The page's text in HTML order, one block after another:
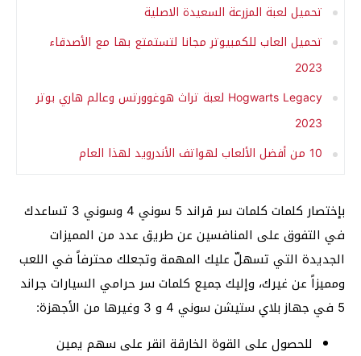
تحميل لعبة المزرعة السعيدة الاصلية
تحميل العاب للكمبيوتر مجانا لتستمتع بها مع الأصدقاء
2023
Hogwarts Legacy لعبة تراث هوغوورتس وعالم هاري بوتر
2023
10 من أفضل الألعاب لهواتف الأندرويد لهذا العام
بإختصار كلمات كلمات سر قراند 5 سوني 4 وسوني 3 تساعدك
في التفوق على المنافسين عن طريق عدد من المميزات
الجديدة التي تسهلّ عليك المهمة وتجعلك محترفاً في اللعب
ومميزاً عن غيرك، وإليك جميع كلمات سر حرامي السيارات جراند
5 في جهاز بلاي ستيشن سوني 4 و 3 وغيرها من الأجهزة:
للحصول على القوة الخارقة انقر على سهم يمين